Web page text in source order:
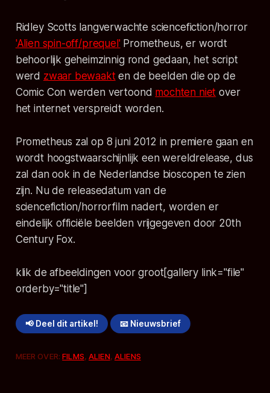
Ridley Scotts langverwachte sciencefiction/horror
'Alien spin-off/prequel'Prometheus, er wordt
behoorlijk geheimzinnig rond gedaan, het script
werd zwaar bewaakten de beelden die op de
Comic Con werden vertoond mochten niet over
het internet verspreidt worden.
Prometheus zal op 8 juni 2012 in premiere gaan en
wordt hoogstwaarschijnlijk een wereldrelease, dus
zal dan ook in de Nederlandse bioscopen te zien
zijn. Nu de releasedatum van de
sciencefiction/horrorfilm nadert, worden er
eindelijk officiële beelden vrijgegeven door 20th
Century Fox.
klik de afbeeldingen voor groot[gallery link="file"
orderby="title"]
📢 Deel dit artikel! 📧 Nieuwsbrief
MEER OVER:FILMS,ALIEN, ALIENS